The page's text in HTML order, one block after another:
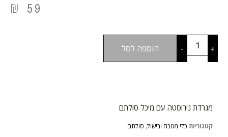
59
₪
+
- הוספה לסל
מגרדת נירוסטה עם מיכל סולתם
קטגוריות כלי מטבח ובישול, סולתם